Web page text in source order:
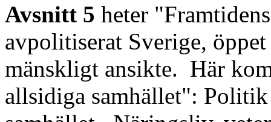
Avsnitt 5 heter
avpolitiserat Sverige,
mänskligt ansikte. Här
allsidiga samhället":